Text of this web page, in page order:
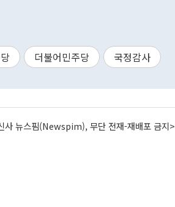
더불어민주당 국정감사
사 뉴스핌(Newspim), 무단 전재-재배포 금지>